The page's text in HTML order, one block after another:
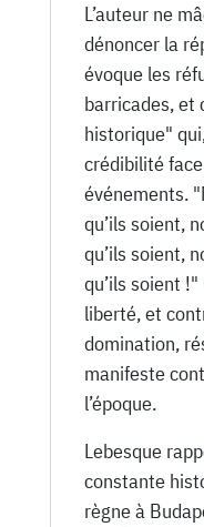
L’auteur ne
dénoncer la
évoque les
barricades, et
historique"
crédibilité
événements.
qu’ils soient,
qu’ils soient,
qu’ils soient
liberté, et
domination,
manifeste
l’époque.
Lebesque
constante
règne à